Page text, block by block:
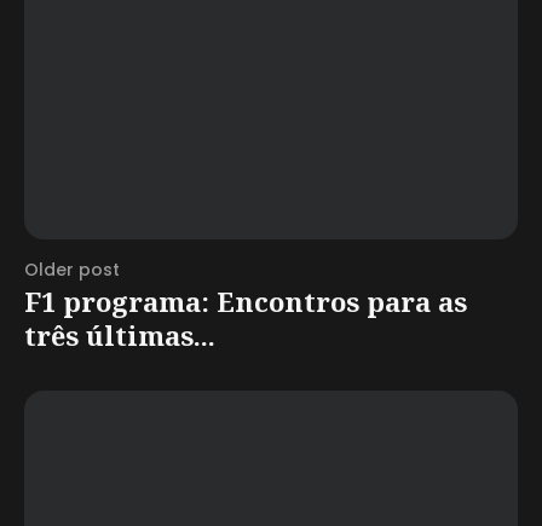
Older post
F1 programa: Encontros para as
três últimas...